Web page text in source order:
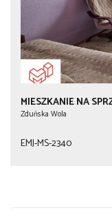
MIESZKANIE NA
Zduńska Wola
EMJ-MS-2340